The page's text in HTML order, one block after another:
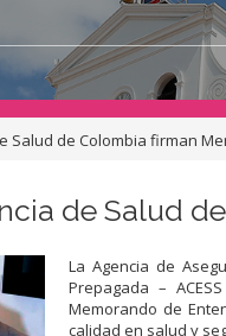
Salud de Colombia firman
de Salud
La Agencia de
Prepagada –
Memorando de
calidad en salud y